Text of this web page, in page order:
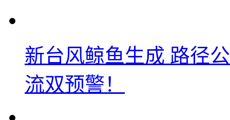
新台风鲸鱼生成 路径
流双预警！